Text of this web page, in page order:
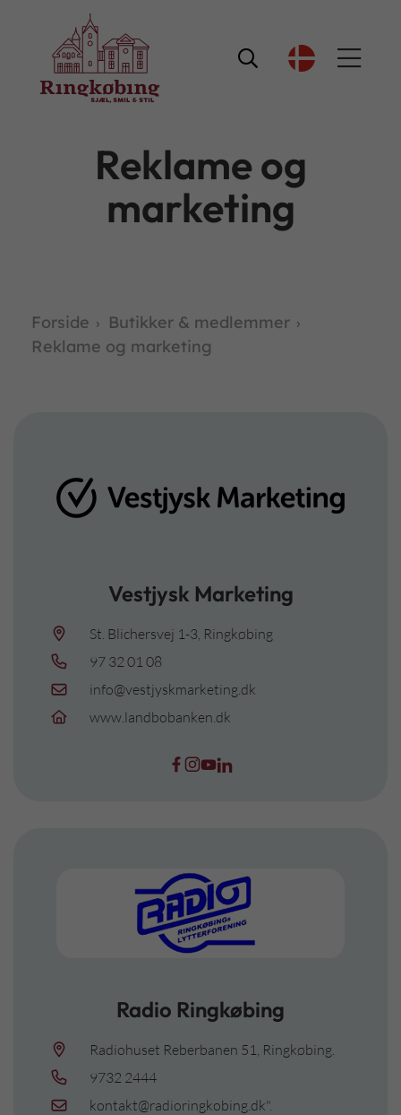

Reklame og
marketing
Forside
Butikker & medlemmer
Reklame og marketing
Vestjysk Marketing
St. Blichersvej 1-3, Ringkøbing
97 32 01 08
info@vestjyskmarketing.dk
www.landbobanken.dk
Radio Ringkøbing
Radiohuset Reberbanen 51, Ringkøbing.
9732 2444
kontakt@radioringkobing.dk".